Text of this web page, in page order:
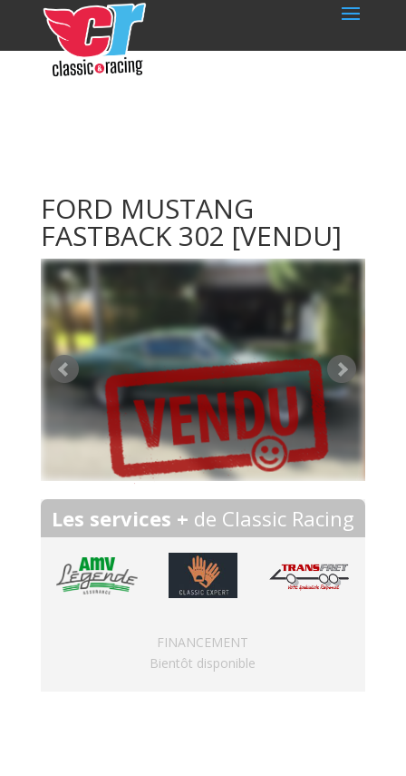
FORD MUSTANG
FASTBACK 302 [VENDU]
Les services + de Classic Racing
FINANCEMENT
Bientôt disponible